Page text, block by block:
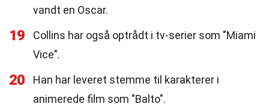
vandt en Oscar.
19
Collins har også optrådt i tv-serier som "Miami
Vice".
20
Han har leveret stemme til karakterer i
animerede film som "Balto".